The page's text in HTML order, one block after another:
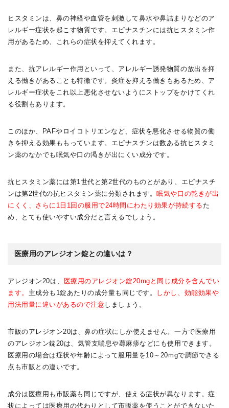
ヒスタミンは、鼻の神経や血管を刺激して鼻水や鼻詰まりなどのア
レルギー症状を起こす物質です。エピナスチンには抗ヒスタミン作
用があるため、これらの症状を抑えてくれます。
また、抗アレルギー作用といって、アレルギー誘発物質の放出を抑
える働きがあることも特徴です。炎症を抑える働きもあるため、ア
レルギー症状をこれ以上悪化させないようにストップをかけてくれ
る役割もあります。
このほか、PAFやロイコトリエンなど、症状を悪化させる物質の働
きを抑える効果ももっています。エピナスチンは数ある抗ヒスタミ
ン薬のなかでも眠気や口の渇きが出にくい成分です。
抗ヒスタミン薬には第1世代と第2世代のものとがあり、エピナスチ
ンは第2世代の抗ヒスタミン薬に分類されます。眠気や口の乾きが出
にくく、さらに1日1回の服用で24時間にわたり効果が持続する た
め、とても使いやすい成分だと言えるでしょう。
医療用のアレジオン錠との違いは？
アレジオン20は、 医療用のアレジオン錠20mgと同じ成分を含んでい
ます。 主成分も1錠あたりの成分量も同じです。
しかし、効能効果や
用法用量に違いがあるので注意しましょう。
市販のアレジオン20は、鼻の症状にしか使えません。一方で医療用
のアレジオン錠20は、気管支喘息や蕁麻疹などにも使用できます。
医療用の場合は症状や年齢によって服用量を10～20mgで調節できる
点も市販との違いです。
成分は医療用も市販薬も同じですが、使える症状が異なります。症
状によっては医療用の代わりとして市販薬を使うことができないた